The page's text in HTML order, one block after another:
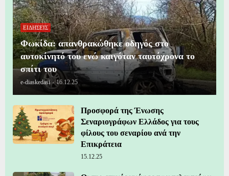
ΕΙΔΗΣΕΙΣ
Φωκίδα: απανθρακώθηκε οδηγός στο
αυτοκίνητό του ενώ καιγόταν ταυτόχρονα το
σπίτι του
e-diaskedasi - 16.12.25
Προσφορά της Ένωσης
Σεναριογράφων Ελλάδος για τους
φίλους του σεναρίου ανά την
Επικράτεια
15.12.25